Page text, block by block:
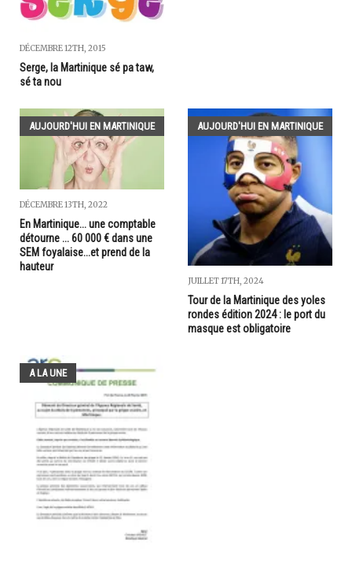
DÉCEMBRE 12TH, 2015
Serge, la Martinique sé pa taw,
sé ta nou
AUJOURD'HUI EN MARTINIQUE
DÉCEMBRE 13TH, 2022
En Martinique... une comptable
détourne ... 60 000 € dans une
SEM foyalaise...et prend de la
hauteur
AUJOURD'HUI EN MARTINIQUE
JUILLET 17TH, 2024
Tour de la Martinique des yoles
rondes édition 2024 : le port du
masque est obligatoire
A LA UNE